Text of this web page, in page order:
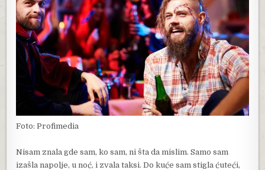
Foto: Profimedia
Nisam znala gde sam, ko sam, ni šta da mislim. Samo sam
izašla napolje, u noć, i zvala taksi. Do kuće sam stigla ćuteći,